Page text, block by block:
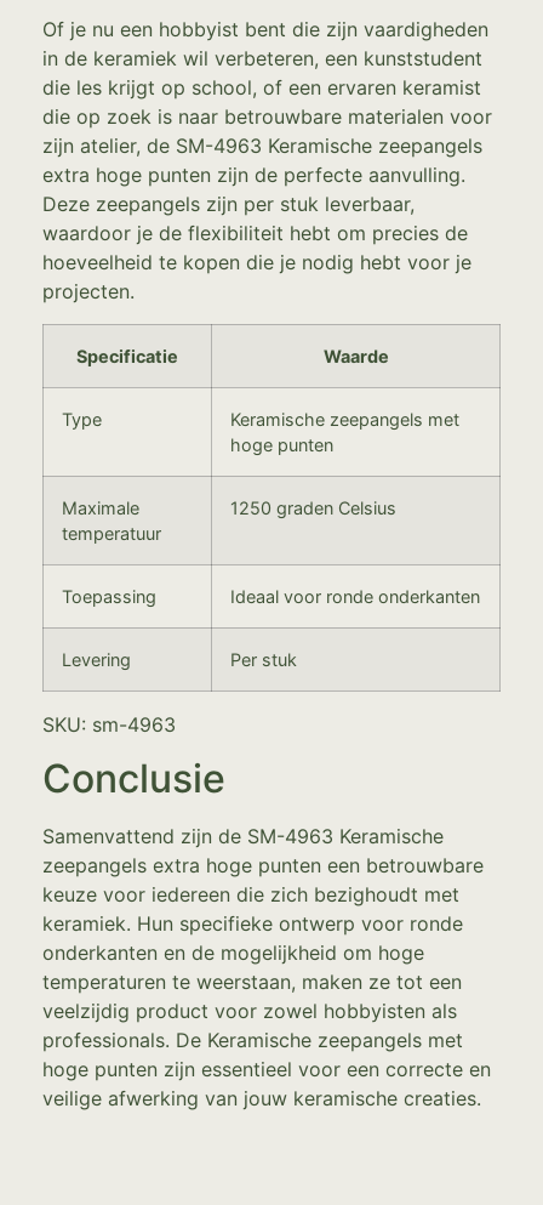
Of je nu een hobbyist bent die zijn vaardigheden
in de keramiek wil verbeteren, een kunststudent
die les krijgt op school, of een ervaren keramist
die op zoek is naar betrouwbare materialen voor
zijn atelier, de SM-4963 Keramische zeepangels
extra hoge punten zijn de perfecte aanvulling.
Deze zeepangels zijn per stuk leverbaar,
waardoor je de flexibiliteit hebt om precies de
hoeveelheid te kopen die je nodig hebt voor je
projecten.
Specificatie Waarde
Type
Keramische zeepangels met
hoge punten
Maximale
temperatuur
1250 graden Celsius
Toepassing Ideaal voor ronde onderkanten
Levering Per stuk
SKU: sm-4963
Conclusie
Samenvattend zijn de SM-4963 Keramische
zeepangels extra hoge punten een betrouwbare
keuze voor iedereen die zich bezighoudt met
keramiek. Hun specifieke ontwerp voor ronde
onderkanten en de mogelijkheid om hoge
temperaturen te weerstaan, maken ze tot een
veelzijdig product voor zowel hobbyisten als
professionals. De Keramische zeepangels met
hoge punten zijn essentieel voor een correcte en
veilige afwerking van jouw keramische creaties.